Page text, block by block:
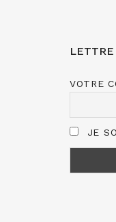
LETTRE
VOTRE
JE